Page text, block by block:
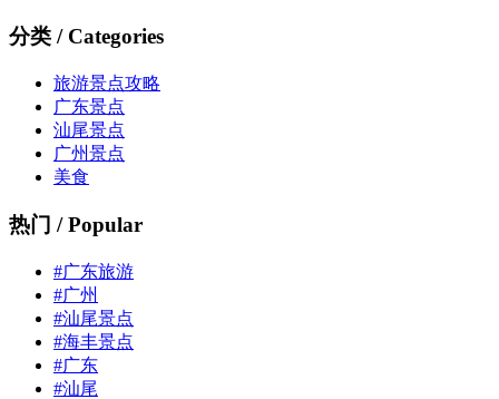
分类 / Categories
旅游景点攻略
广东景点
汕尾景点
广州景点
美食
热门 / Popular
#广东旅游
#广州
#汕尾景点
#海丰景点
#广东
#汕尾